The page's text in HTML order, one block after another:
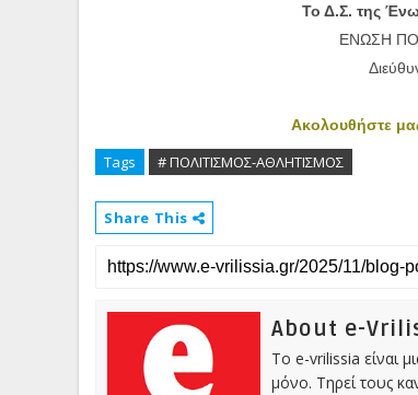
Το Δ.Σ. της
ΕΝΩΣΗ
Ακολουθήστε
Tags # ΠΟΛΙΤΙΣΜΟΣ-ΑΘΛΗΤΙΣΜΟΣ
Share This
About e-
Το e-vrilissia είναι
μόνο. Τηρεί τους